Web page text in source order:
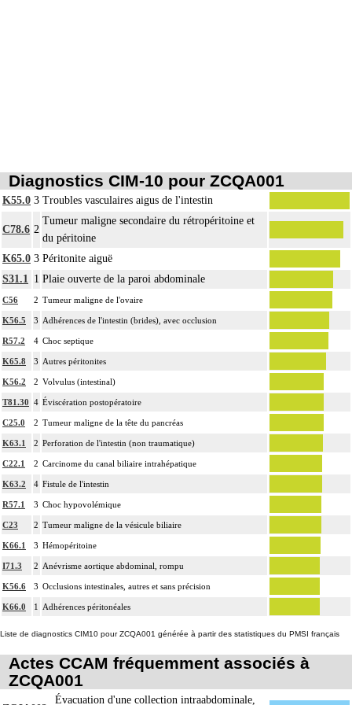
Diagnostics CIM-10 pour ZCQA001
K55.0 3 Troubles vasculaires aigus de l'intestin
C78.6 2
Tumeur maligne secondaire du rétropéritoine et
du péritoine
K65.0 3 Péritonite aiguë
S31.1 1 Plaie ouverte de la paroi abdominale
C56 2 Tumeur maligne de l'ovaire
K56.5 3 Adhérences de l'intestin (brides), avec occlusion
R57.2 4 Choc septique
K65.8 3 Autres péritonites
K56.2 2 Volvulus (intestinal)
T81.30 4 Éviscération postopératoire
C25.0 2 Tumeur maligne de la tête du pancréas
K63.1 2 Perforation de l'intestin (non traumatique)
C22.1 2 Carcinome du canal biliaire intrahépatique
K63.2 4 Fistule de l'intestin
R57.1 3 Choc hypovolémique
C23 2 Tumeur maligne de la vésicule biliaire
K66.1 3 Hémopéritoine
I71.3 2 Anévrisme aortique abdominal, rompu
K56.6 3 Occlusions intestinales, autres et sans précision
K66.0 1 Adhérences péritonéales
Liste de diagnostics CIM10 pour ZCQA001 générée à partir des statistiques du PMSI français
Actes CCAM fréquemment associés à
ZCQA001
Évacuation d'une collection intraabdominale,